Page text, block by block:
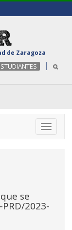
de Zaragoza
Toggle
se
2023-